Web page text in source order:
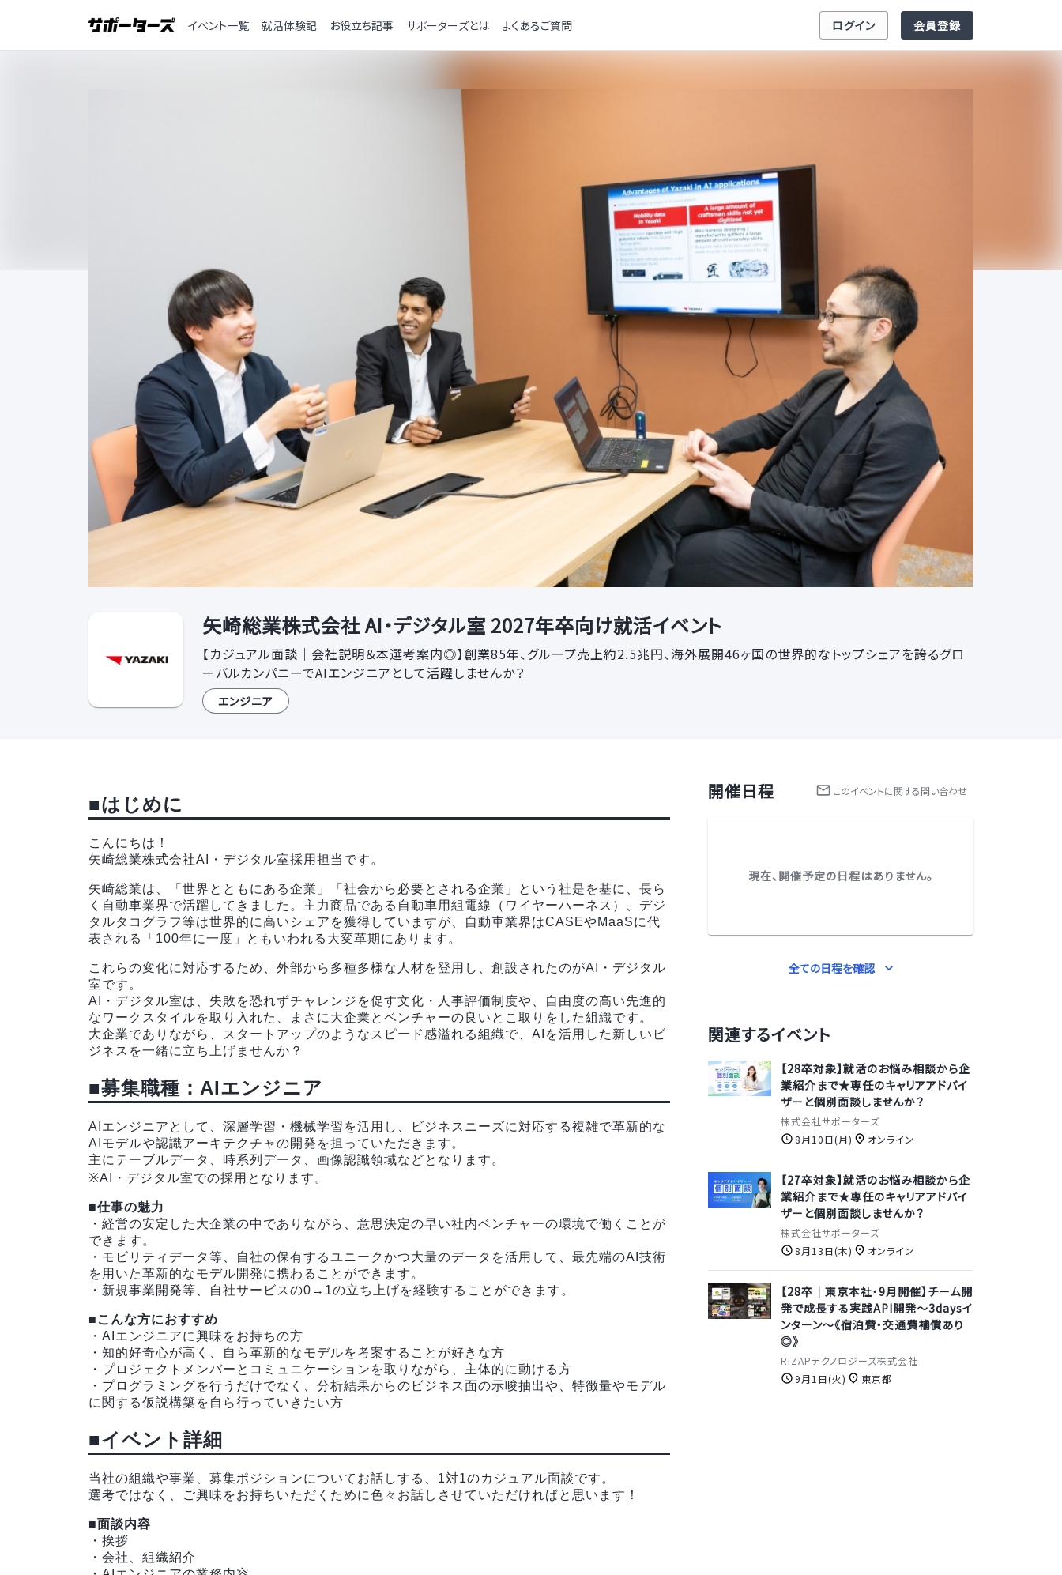
イベント一覧 就活体験記 お役立ち記事 サポーターズとは よくあるご質問 ログイン 会員登録
矢崎総業株式会社 AI・デジタル室 2027年卒向け就活イベント
【カジュアル面談｜会社説明＆本選考案内◎】創業85年、グループ売上約2.5兆円、海外展開46ヶ国の世界的なトップシェアを誇るグロ
ーバルカンパニーでAIエンジニアとして活躍しませんか？
エンジニア
■はじめに
こんにちは！
矢崎総業株式会社AI・デジタル室採用担当です。
矢崎総業は、「世界とともにある企業」「社会から必要とされる企業」という社是を基に、長ら
く自動車業界で活躍してきました。主力商品である自動車用組電線（ワイヤーハーネス）、デジ
タルタコグラフ等は世界的に高いシェアを獲得していますが、自動車業界はCASEやMaaSに代
表される「100年に一度」ともいわれる大変革期にあります。
これらの変化に対応するため、外部から多種多様な人材を登用し、創設されたのがAI・デジタル
室です。
AI・デジタル室は、失敗を恐れずチャレンジを促す文化・人事評価制度や、自由度の高い先進的
なワークスタイルを取り入れた、まさに大企業とベンチャーの良いとこ取りをした組織です。
大企業でありながら、スタートアップのようなスピード感溢れる組織で、AIを活用した新しいビ
ジネスを一緒に立ち上げませんか？
■募集職種：AIエンジニア
AIエンジニアとして、深層学習・機械学習を活用し、ビジネスニーズに対応する複雑で革新的な
AIモデルや認識アーキテクチャの開発を担っていただきます。
主にテーブルデータ、時系列データ、画像認識領域などとなります。
※AI・デジタル室での採用となります。
■仕事の魅力
・経営の安定した大企業の中でありながら、意思決定の早い社内ベンチャーの環境で働くことが
できます。
・モビリティデータ等、自社の保有するユニークかつ大量のデータを活用して、最先端のAI技術
を用いた革新的なモデル開発に携わることができます。
・新規事業開発等、自社サービスの0→1の立ち上げを経験することができます。
■こんな方におすすめ
・AIエンジニアに興味をお持ちの方
・知的好奇心が高く、自ら革新的なモデルを考案することが好きな方
・プロジェクトメンバーとコミュニケーションを取りながら、主体的に動ける方
・プログラミングを行うだけでなく、分析結果からのビジネス面の示唆抽出や、特徴量やモデル
に関する仮説構築を自ら行っていきたい方
■イベント詳細
当社の組織や事業、募集ポジションについてお話しする、1対1のカジュアル面談です。
選考ではなく、ご興味をお持ちいただくために色々お話しさせていただければと思います！
■面談内容
・挨拶
・会社、組織紹介
開催日程 このイベントに関する問い合わせ
現在、開催予定の日程はありません。
全ての日程を確認
関連するイベント
【28卒対象】就活のお悩み相談から企
業紹介まで★専任のキャリアアドバイ
ザーと個別面談しませんか？
株式会社サポーターズ
8月10日(月)
オンライン
【27卒対象】就活のお悩み相談から企
業紹介まで★専任のキャリアアドバイ
ザーと個別面談しませんか？
株式会社サポーターズ
8月13日(木)
オンライン
【28卒｜東京本社・9月開催】チーム開
発で成長する実践API開発〜3daysイ
ンターン〜《宿泊費・交通費補償あり
◎》
RIZAPテクノロジーズ株式会社
9月1日(火)
東京都